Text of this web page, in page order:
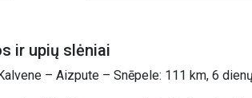
ir upių slėniai
– Aizpute – Snēpele: 111 km, 6 dienų